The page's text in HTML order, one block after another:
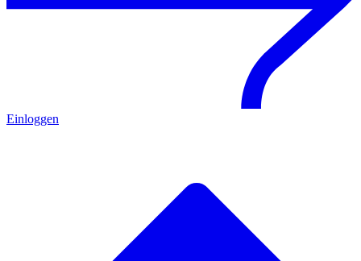
Einloggen